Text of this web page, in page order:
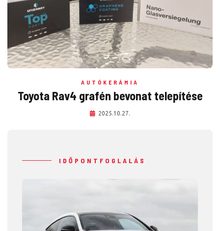
AUTÓKERÁMIA
Toyota Rav4 grafén bevonat telepítése
2025.10.27.
IDŐPONTFOGLALÁS